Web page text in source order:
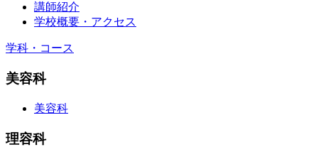
講師紹介
学校概要・アクセス
学科・コース
美容科
美容科
理容科